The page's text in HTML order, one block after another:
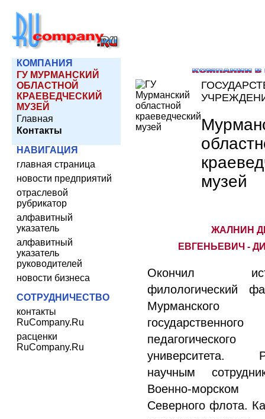
КОМПАНИЯ
ГУ МУРМАНСКИЙ
ОБЛАСТНОЙ
КРАЕВЕДЧЕСКИЙ
МУЗЕЙ
Главная
Контакты
НАВИГАЦИЯ
главная страница
новости предприятий
отраслевой
рубрикатор
алфавитный
указатель
алфавитный
указатель
руководителей
новости бизнеса
СОТРУДНИЧЕСТВО
контакты
RuCompany.Ru
расценки
RuCompany.Ru
музей
ЖАЛНИН
ЕВГЕНЬЕВИЧ -
Окончил
филологический
Мурманского
государственного
педагогического
университета.
научным
Военно-морском
Северного флота.